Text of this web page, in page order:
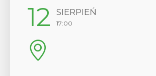
29 SIERPIEŃ
08:00 - 18:00